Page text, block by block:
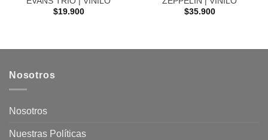
$19.900
$35.900
Nosotros
Nosotros
Nuestras Políticas